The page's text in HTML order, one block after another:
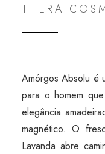
THERA
Amórgos Absolu é
para o homem
elegância
magnético. O
Lavanda abre